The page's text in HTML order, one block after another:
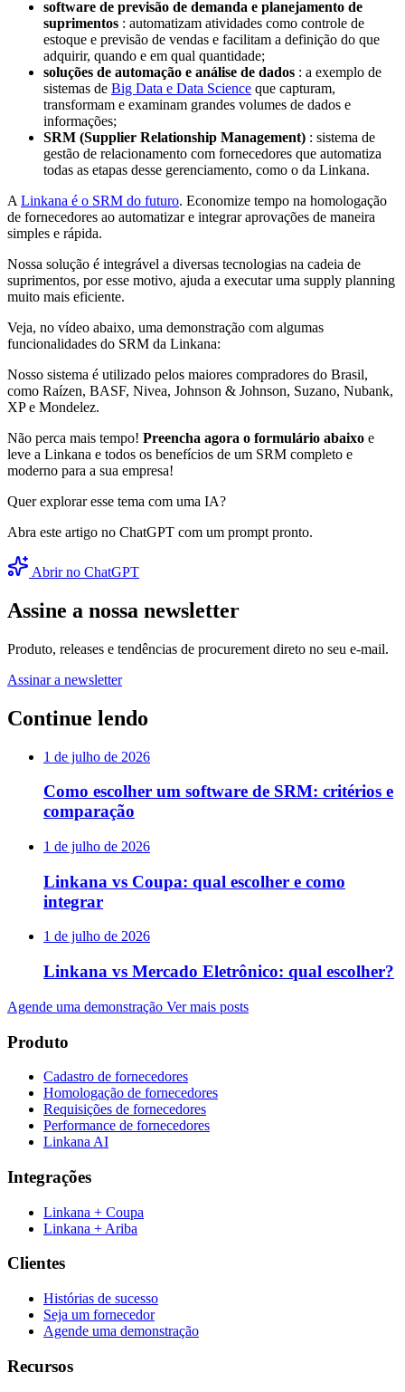
software de previsão de demanda e planejamento de
suprimentos : automatizam atividades como controle de
estoque e previsão de vendas e facilitam a definição do que
adquirir, quando e em qual quantidade;
soluções de automação e análise de dados : a exemplo de
sistemas de Big Data e Data Science que capturam,
transformam e examinam grandes volumes de dados e
informações;
SRM (Supplier Relationship Management) : sistema de
gestão de relacionamento com fornecedores que automatiza
todas as etapas desse gerenciamento, como o da Linkana.
A Linkana é o SRM do futuro. Economize tempo na homologação
de fornecedores ao automatizar e integrar aprovações de maneira
simples e rápida.
Nossa solução é integrável a diversas tecnologias na cadeia de
suprimentos, por esse motivo, ajuda a executar uma supply planning
muito mais eficiente.
Veja, no vídeo abaixo, uma demonstração com algumas
funcionalidades do SRM da Linkana:
Nosso sistema é utilizado pelos maiores compradores do Brasil,
como Raízen, BASF, Nivea, Johnson & Johnson, Suzano, Nubank,
XP e Mondelez.
Não perca mais tempo! Preencha agora o formulário abaixo e
leve a Linkana e todos os benefícios de um SRM completo e
moderno para a sua empresa!
Quer explorar esse tema com uma IA?
Abra este artigo no ChatGPT com um prompt pronto.
Abrir no ChatGPT
Assine a nossa newsletter
Produto, releases e tendências de procurement direto no seu e-mail.
Assinar a newsletter
Continue lendo
1 de julho de 2026
Como escolher um software de SRM: critérios e
comparação
1 de julho de 2026
Linkana vs Coupa: qual escolher e como
integrar
1 de julho de 2026
Linkana vs Mercado Eletrônico: qual escolher?
Agende uma demonstração Ver mais posts
Produto
Cadastro de fornecedores
Homologação de fornecedores
Requisições de fornecedores
Performance de fornecedores
Linkana AI
Integrações
Linkana + Coupa
Linkana + Ariba
Clientes
Histórias de sucesso
Seja um fornecedor
Agende uma demonstração
Recursos